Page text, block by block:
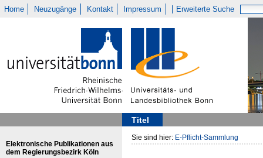
Home Neuzugänge Kontakt Impressum Erweiterte Suche
Titel
Elektronische Publikationen aus
dem Regierungsbezirk Köln
Sie sind hier: E-Pflicht-Sammlung